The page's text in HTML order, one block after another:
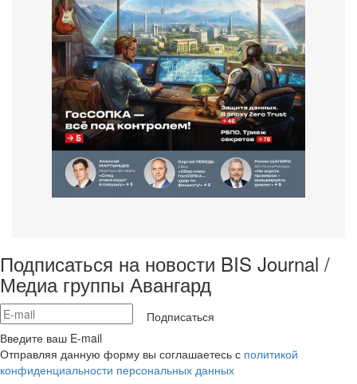
Подписаться на новости BIS Journal /
Медиа группы Авангард
Подписаться
Введите ваш E-mail
Отправляя данную форму вы соглашаетесь с политикой
конфиденциальности персональных данных